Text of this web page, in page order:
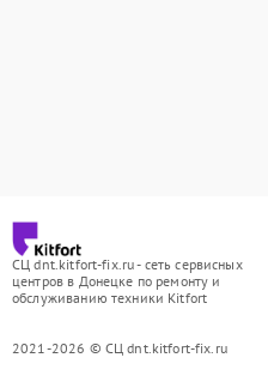
СЦ dnt.kitfort-fix.ru - сеть сервисных
центров в Донецке по ремонту и
обслуживанию техники Kitfort
2021-2026 © СЦ dnt.kitfort-fix.ru